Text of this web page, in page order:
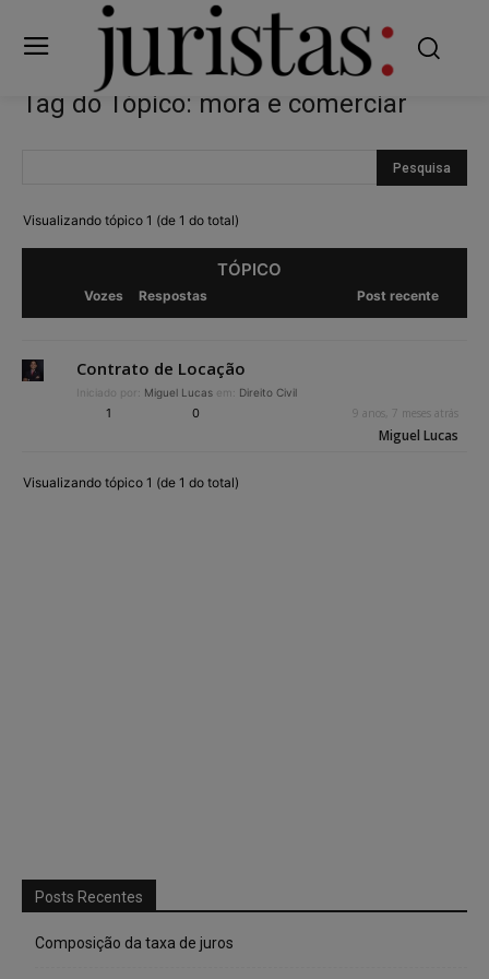
Tag do Tópico: mora e comerciar
Visualizando tópico 1 (de 1 do total)
TÓPICO
Vozes Respostas Post recente
Contrato de Locação
Iniciado por: Miguel Lucas em: Direito Civil
1 0 9 anos, 7 meses atrás
Miguel Lucas
Visualizando tópico 1 (de 1 do total)
Posts Recentes
Composição da taxa de juros